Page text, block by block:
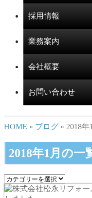
採用情報
業務案内
会社概要
お問い合わせ
HOME » ブログ » 2018年
2018年1月の一